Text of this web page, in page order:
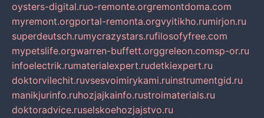
oysters-digital.ruo-remonte.orgremontdoma.com
myremont.orgportal-remonta.orgvyitikho.rumirjon.ru
superdeutsch.rumycrazystars.rufilosofyfree.com
mypetslife.orgwarren-buffett.orggreleon.comsp-or.ru
infoelectrik.rumaterialexpert.rudetkiexpert.ru
doktorvilechit.ruvsesvoimirykami.ruinstrumentgid.ru
manikjurinfo.ruhozjajkainfo.rustroimaterials.ru
doktoradvice.ruselskoehozjajstvo.ru